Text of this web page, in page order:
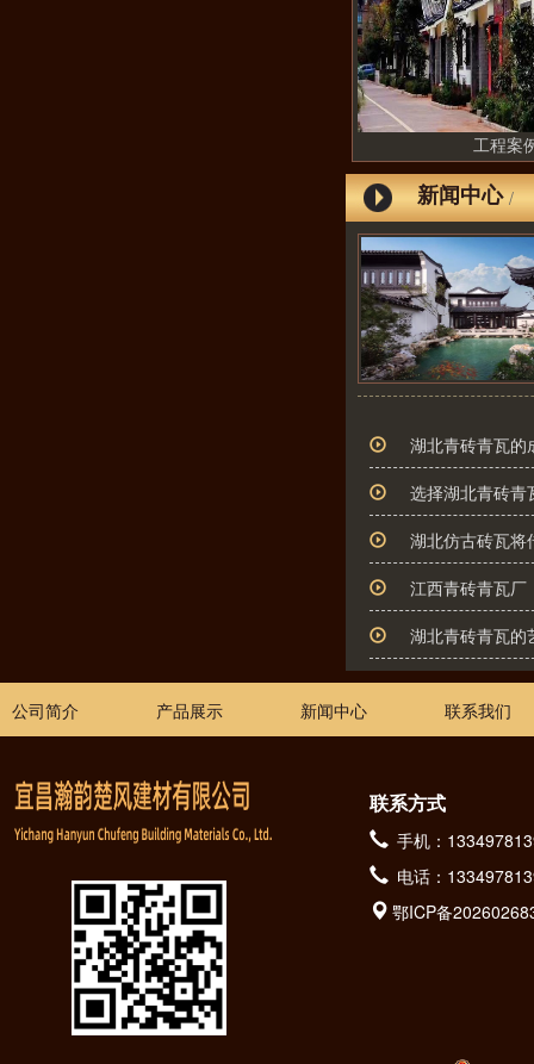
工程案
新闻中心 /
湖北青砖青瓦的
选择湖北青砖青
湖北仿古砖瓦将
江西青砖青瓦厂
湖北青砖青瓦的
公司简介 产品展示 新闻中心 联系我们
联系方式
手机：
电话：
鄂ICP备